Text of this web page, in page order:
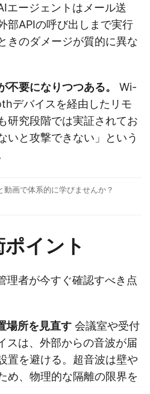
エージェントはメール送
部APIの呼び出しまで実行
きのダメージが質的に異な
要になりつつある。
Wi-
デバイスを経由したリモ
研究段階では実証されてお
いと攻撃できない」という
動画で体系的に学びませんか？
イント
理者が今すぐ確認すべき点
場所を見直す 会議室や受付
スは、外部からの音波が届
置を避ける。超音波は壁や
め、物理的な隔離の限界を